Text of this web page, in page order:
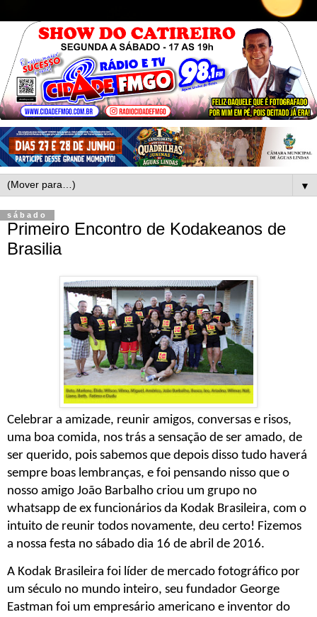
▼
sábado
Primeiro Encontro de Kodakeanos de
Brasilia
Celebrar a amizade, reunir amigos, conversas e risos,
uma boa comida, nos trás a sensação de ser amado, de
ser querido, pois sabemos que depois disso tudo haverá
sempre boas lembranças, e foi pensando nisso que o
nosso amigo João Barbalho criou um grupo no
whatsapp de ex funcionários da Kodak Brasileira, com o
intuito de reunir todos novamente, deu certo! Fizemos
a nossa festa no sábado dia 16 de abril de 2016.
A Kodak Brasileira foi líder de mercado fotográfico por
um século no mundo inteiro, seu fundador George
Eastman foi um empresário americano e inventor do